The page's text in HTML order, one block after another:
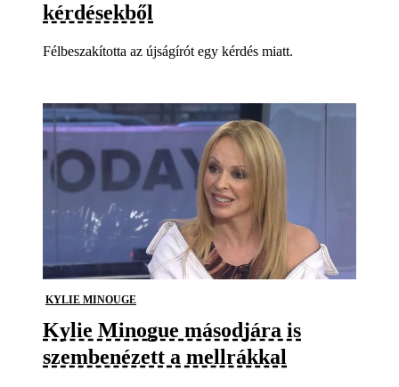
kérdésekből
Félbeszakította az újságírót egy kérdés miatt.
KYLIE MINOUGE
Kylie Minogue másodjára is
szembenézett a mellrákkal